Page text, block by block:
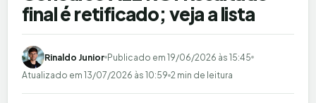
final é retificado; veja a lista
Rinaldo Junior Publicado em 19/06/2026 às 15:45
Atualizado em 13/07/2026 às 10:59 2 min de leitura